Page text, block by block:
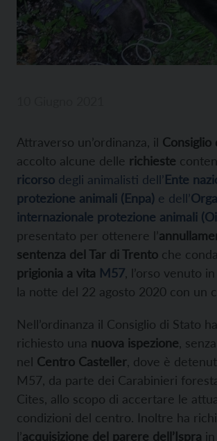
Attraverso un’ordinanza, il Consiglio
accolto alcune delle richieste
ricorso degli animalisti dell’Ente
protezione animali (Enpa) e dell’
internazionale protezione animali
presentato per ottenere l’
sentenza del Tar di Trento che
prigionia a vita M57 , l’orso venuto
la notte del 22 agosto 2020 con un
Nell’ordinanza il Consiglio di Stato
richiesto una nuova ispezione ,
nel Centro Casteller , dove è
M57, da parte dei Carabinieri
Cites, allo scopo di accertare le
condizioni del centro. Inoltre ha
l’acquisizione del parere dell’Ispra